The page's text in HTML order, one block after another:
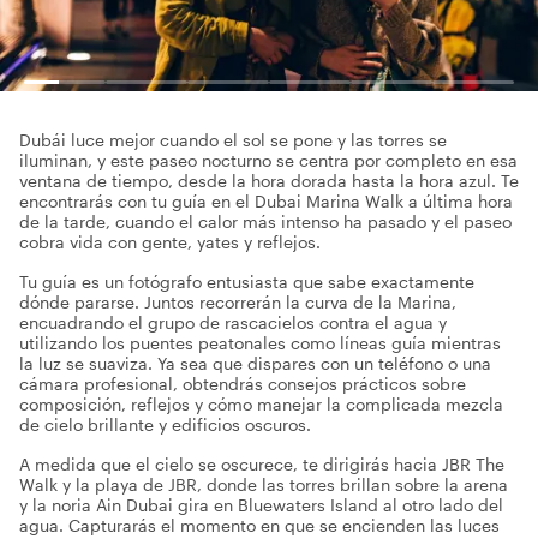
Dubái luce mejor cuando el sol se pone y las torres se
iluminan, y este paseo nocturno se centra por completo en esa
ventana de tiempo, desde la hora dorada hasta la hora azul. Te
encontrarás con tu guía en el Dubai Marina Walk a última hora
de la tarde, cuando el calor más intenso ha pasado y el paseo
cobra vida con gente, yates y reflejos.
Tu guía es un fotógrafo entusiasta que sabe exactamente
dónde pararse. Juntos recorrerán la curva de la Marina,
encuadrando el grupo de rascacielos contra el agua y
utilizando los puentes peatonales como líneas guía mientras
la luz se suaviza. Ya sea que dispares con un teléfono o una
cámara profesional, obtendrás consejos prácticos sobre
composición, reflejos y cómo manejar la complicada mezcla
de cielo brillante y edificios oscuros.
A medida que el cielo se oscurece, te dirigirás hacia JBR The
Walk y la playa de JBR, donde las torres brillan sobre la arena
y la noria Ain Dubai gira en Bluewaters Island al otro lado del
agua. Capturarás el momento en que se encienden las luces